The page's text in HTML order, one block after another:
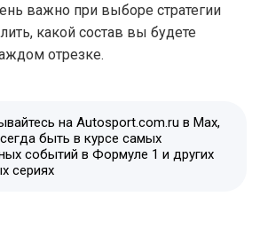
важно при выборе стратегии
какой состав вы будете
отрезке.
на Autosport.com.ru в Max,
быть в курсе самых
событий в Формуле 1 и других
сериях